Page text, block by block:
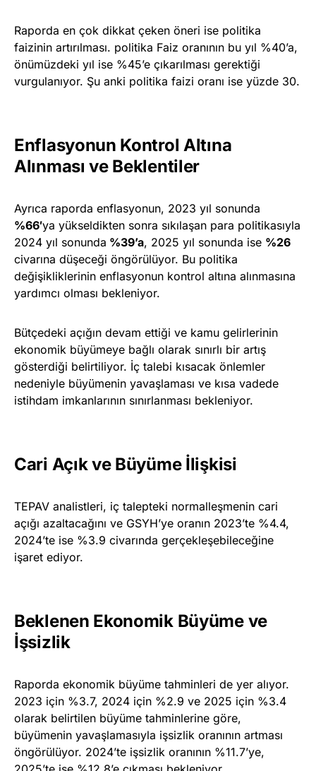
Raporda en çok dikkat çeken öneri ise politika
faizinin artırılması. politika Faiz oranının bu yıl %40’a,
önümüzdeki yıl ise %45’e çıkarılması gerektiği
vurgulanıyor. Şu anki politika faizi oranı ise yüzde 30.
Enflasyonun Kontrol Altına
Alınması ve Beklentiler
Ayrıca raporda enflasyonun, 2023 yıl sonunda
%66′ya yükseldikten sonra sıkılaşan para politikasıyla
2024 yıl sonunda %39’a, 2025 yıl sonunda ise %26
civarına düşeceği öngörülüyor. Bu politika
değişikliklerinin enflasyonun kontrol altına alınmasına
yardımcı olması bekleniyor.
Bütçedeki açığın devam ettiği ve kamu gelirlerinin
ekonomik büyümeye bağlı olarak sınırlı bir artış
gösterdiği belirtiliyor. İç talebi kısacak önlemler
nedeniyle büyümenin yavaşlaması ve kısa vadede
istihdam imkanlarının sınırlanması bekleniyor.
Cari Açık ve Büyüme İlişkisi
TEPAV analistleri, iç talepteki normalleşmenin cari
açığı azaltacağını ve GSYH’ye oranın 2023’te %4.4,
2024’te ise %3.9 civarında gerçekleşebileceğine
işaret ediyor.
Beklenen Ekonomik Büyüme ve
İşsizlik
Raporda ekonomik büyüme tahminleri de yer alıyor.
2023 için %3.7, 2024 için %2.9 ve 2025 için %3.4
olarak belirtilen büyüme tahminlerine göre,
büyümenin yavaşlamasıyla işsizlik oranının artması
öngörülüyor. 2024’te işsizlik oranının %11.7’ye,